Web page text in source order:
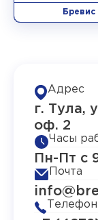
Адрес
г. Тула,
оф. 2
Часы
Пн-Пт с
Почта
Телефон